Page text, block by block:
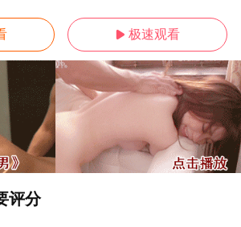
 极速观看
评分